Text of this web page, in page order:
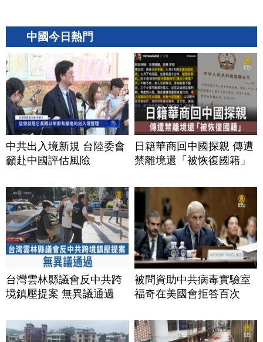
中國今日熱門
中共出入境新規 台陸委會
籲赴中國評估風險
日籍華商回中國探親 傳遭
禁離境還「被恢復國籍」
台灣雲林縣議會反中共跨
境鎮壓提案 無異議通過
被問資助中共病毒實驗室
福奇在美國會拒答百次